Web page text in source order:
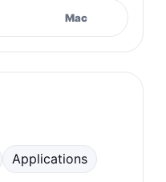
Mac
Applications